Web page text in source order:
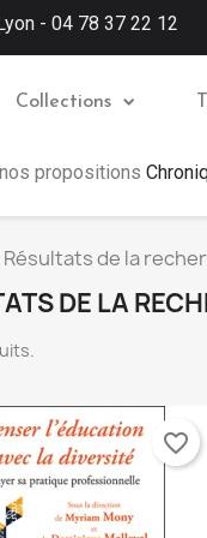
- 04 78 37 22 12
Collections
propositions
Résultats de la
DE LA
favorite_border